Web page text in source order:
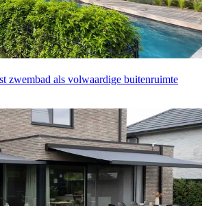
zwembad als volwaardige buitenruimte